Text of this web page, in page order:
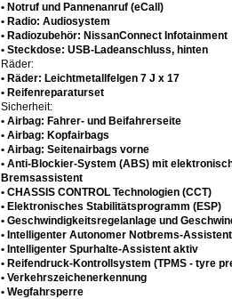
• Notruf und Pannenanruf (eCall)
• Radio: Audiosystem
• Radiozubehör: NissanConnect Infotainment
• Steckdose: USB-Ladeanschluss, hinten
Räder:
• Räder: Leichtmetallfelgen 7 J x 17
• Reifenreparaturset
Sicherheit:
• Airbag: Fahrer- und Beifahrerseite
• Airbag: Kopfairbags
• Airbag: Seitenairbags vorne
• Anti-Blockier-System (ABS) mit
Bremsassistent
• CHASSIS CONTROL Technologien (CCT)
• Elektronisches Stabilitätsprogramm (ESP)
• Geschwindigkeitsregelanlage und
• Intelligenter Autonomer Notbrems-Assistent
• Intelligenter Spurhalte-Assistent aktiv
• Reifendruck-Kontrollsystem (TPMS - tyre
• Verkehrszeichenerkennung
• Wegfahrsperre